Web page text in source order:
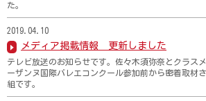
た。
2019.04.10
メディア掲載情報 更新しました
テレビ放送のお知らせです。佐々木須弥奈とクラス
ーザンヌ国際バレエコンクール参加前から密着取材
組です。